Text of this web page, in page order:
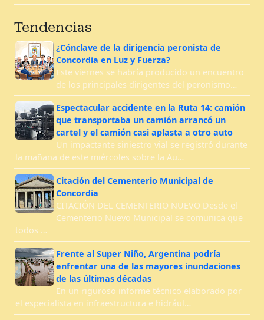
Tendencias
¿Cónclave de la dirigencia peronista de
Concordia en Luz y Fuerza?
Este viernes se habría producido un encuentro
de los principales dirigentes del peronismo…
Espectacular accidente en la Ruta 14: camión
que transportaba un camión arrancó un
cartel y el camión casi aplasta a otro auto
Un impactante siniestro vial se registró durante
la mañana de este miércoles sobre la Au…
Citación del Cementerio Municipal de
Concordia
CITACIÓN DEL CEMENTERIO NUEVO Desde el
Cementerio Nuevo Municipal se comunica que
todos …
Frente al Super Niño, Argentina podría
enfrentar una de las mayores inundaciones
de las últimas décadas
En un riguroso informe técnico elaborado por
el especialista en infraestructura e hidrául…